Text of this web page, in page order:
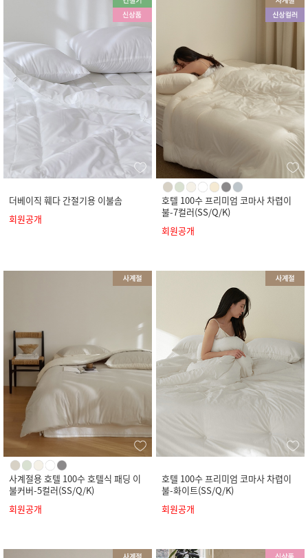
더베이직 훼다 간절기용 이불솜
회원공개
호텔 100수 프리미엄 코마사 차렵이
불-7컬러(SS/Q/K)
회원공개
사계절용 호텔 100수 호텔식 패딩 이
불커버-5컬러(SS/Q/K)
회원공개
호텔 100수 프리미엄 코마사 차렵이
불-화이트(SS/Q/K)
회원공개